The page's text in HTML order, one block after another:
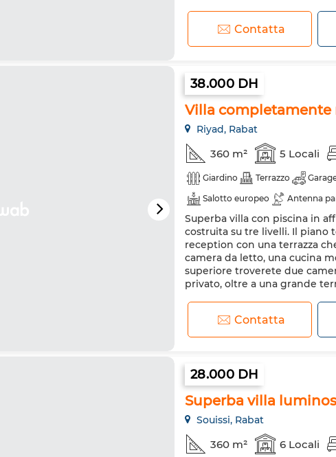
Contatta
38.000 DH
Villa
Riyad, Rabat
360 m² 5 Locali
Giardino Terrazzo
Salotto europeo
Antenna
Riscaldamento
Superba villa con piscina in
costruita su tre livelli. Il piano
reception con una terrazza
camera da letto, una cucina
superiore troverete due
privato, oltre a una grande
Contatta
28.000 DH
Superba villa
Souissi, Rabat
360 m² 6 Locali